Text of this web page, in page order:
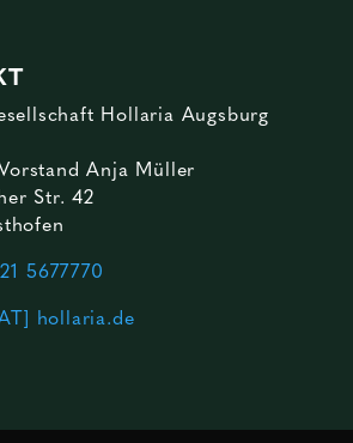
Hollaria Augsburg
Anja Müller
Str. 42
5677770
hollaria.de